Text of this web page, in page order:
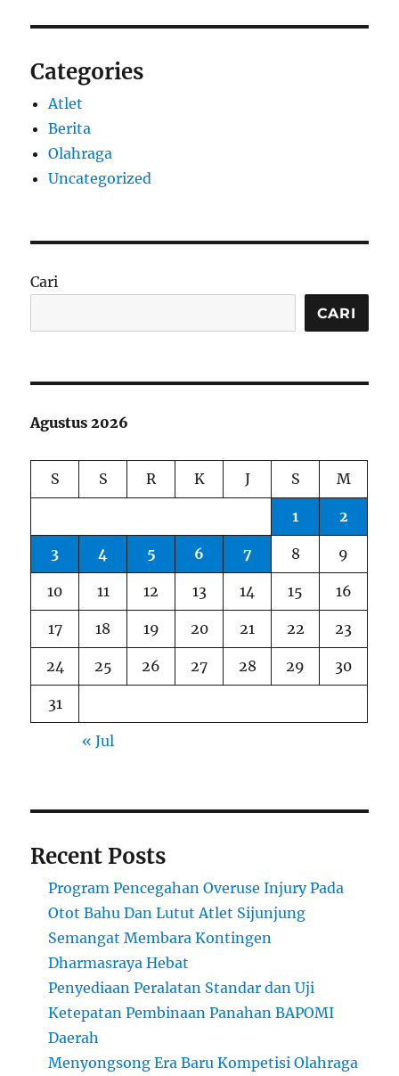
Categories
Atlet
Berita
Olahraga
Uncategorized
Cari
CARI
Agustus 2026
S S R K J S M
1 2
3 4 5 6 7 8 9
10 11 12 13 14 15 16
17 18 19 20 21 22 23
24 25 26 27 28 29 30
31
« Jul
Recent Posts
Program Pencegahan Overuse Injury Pada
Otot Bahu Dan Lutut Atlet Sijunjung
Semangat Membara Kontingen
Dharmasraya Hebat
Penyediaan Peralatan Standar dan Uji
Ketepatan Pembinaan Panahan BAPOMI
Daerah
Menyongsong Era Baru Kompetisi Olahraga